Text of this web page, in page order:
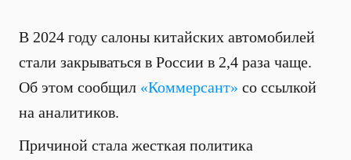
В 2024 году салоны китайских автомобилей
стали закрываться в России в 2,4 раза чаще.
Об этом сообщил «Коммерсант» со ссылкой
на аналитиков.
Причиной стала жесткая политика